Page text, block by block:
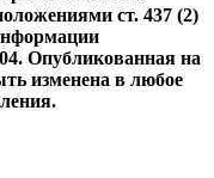
ст. 437 (2)
Опубликованная на
изменена в любое